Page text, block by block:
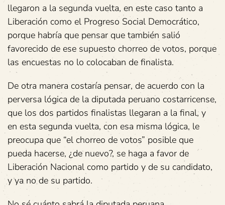
llegaron a la segunda vuelta, en este caso tanto a
Liberación como el Progreso Social Democrático,
porque habría que pensar que también salió
favorecido de ese supuesto chorreo de votos, porque
las encuestas no lo colocaban de finalista.
De otra manera costaría pensar, de acuerdo con la
perversa lógica de la diputada peruano costarricense,
que los dos partidos finalistas llegaran a la final, y
en esta segunda vuelta, con esa misma lógica, le
preocupa que “el chorreo de votos” posible que
pueda hacerse, ¿de nuevo?, se haga a favor de
Liberación Nacional como partido y de su candidato,
y ya no de su partido.